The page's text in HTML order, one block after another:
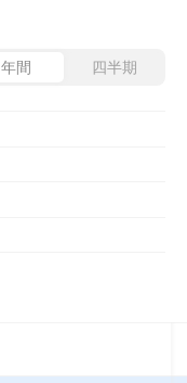
年間 四半期